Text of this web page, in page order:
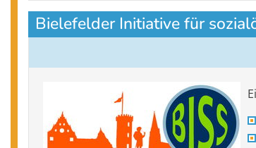
Bielefelder Initiative für